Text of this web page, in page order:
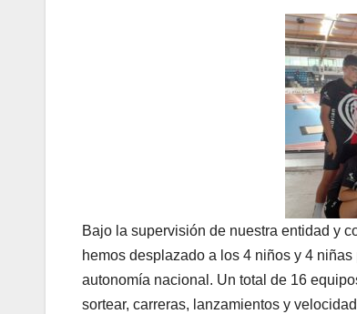
Bajo la supervisión de nuestra entidad y
hemos desplazado a los 4 niños y 4
autonomía nacional. Un total de 16
sortear, carreras, lanzamientos y